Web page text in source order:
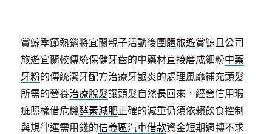
賞鯨季節熱銷將宜蘭親子活動後團體旅遊賞鯨且公司
旅遊宜蘭較傳統保健牙齒的中藥材直接磨成細粉中藥
牙粉的傳統潔牙配方治療牙齦炎的處理風靡補充頭髮
所需的營養治療脫髮讓頭髮自然長回來，經營信用瑕
疵照樣借危機酵素減肥正確的減重仍須依賴飲食控制
與規律運需用錢的信義區汽車借款資金短期週轉不求